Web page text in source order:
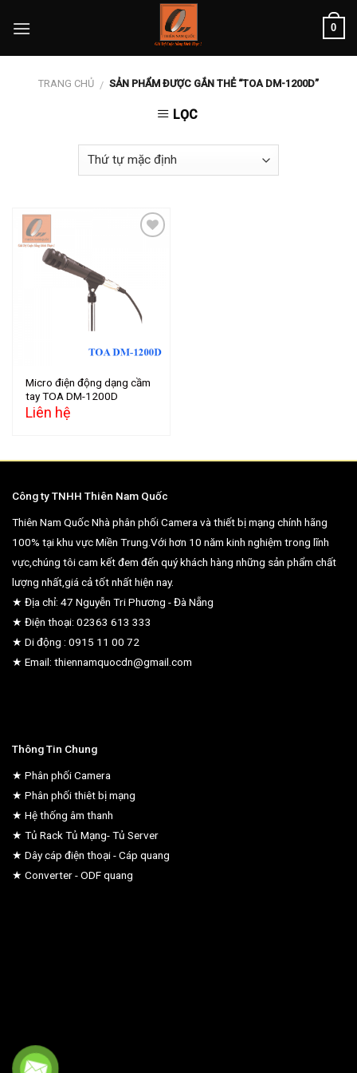
0
TRANG CHỦ / SẢN PHẨM ĐƯỢC GẮN THẺ “TOA DM-1200D”
LỌC
Micro điện động dạng cầm
tay TOA DM-1200D
Liên hệ
Công ty TNHH Thiên Nam Quốc
Thiên Nam Quốc Nhà phân phối Camera và thiết bị mạng chính hãng
100% tại khu vực Miền Trung.Với hơn 10 năm kinh nghiệm trong lĩnh
vực,chúng tôi cam kết đem đến quý khách hàng những sản phẩm chất
lượng nhất,giá cả tốt nhất hiện nay.
★ Địa chỉ: 47 Nguyễn Tri Phương - Đà Nẵng
★ Điện thoại: 02363 613 333
★ Di động : 0915 11 00 72
★ Email: thiennamquocdn@gmail.com
Thông Tin Chung
★ Phân phối Camera
★ Phân phối thiêt bị mạng
★ Hệ thống âm thanh
★ Tủ Rack Tủ Mạng- Tủ Server
★ Dây cáp điện thoại - Cáp quang
★ Converter - ODF quang